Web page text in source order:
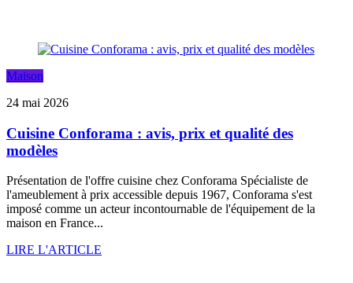
Maison
24 mai 2026
Cuisine Conforama : avis, prix et qualité des
modèles
Présentation de l'offre cuisine chez Conforama Spécialiste de
l'ameublement à prix accessible depuis 1967, Conforama s'est
imposé comme un acteur incontournable de l'équipement de la
maison en France...
LIRE L'ARTICLE